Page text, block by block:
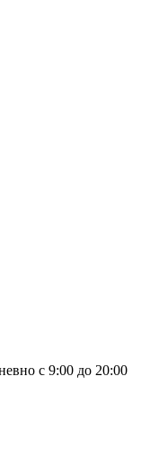
с 9:00 до 20:00